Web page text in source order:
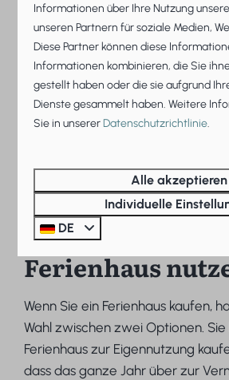
Wie kann ich
Ferienhaus
Wenn Sie ein Ferienhaus kaufen,
Wahl zwischen zwei Optionen. Sie
Ferienhaus zur Eigennutzung
dass das ganze Jahr über zur
Informationen über Ihre Nutzung
unseren Partnern für soziale Medien,
Diese Partner können diese
Informationen kombinieren, die Sie
gestellt haben oder die sie aufgrund
Dienste gesammelt haben. Weitere
Sie in unsererDatenschutzrichtlinie.
Alle akzeptieren
Individuelle
DE